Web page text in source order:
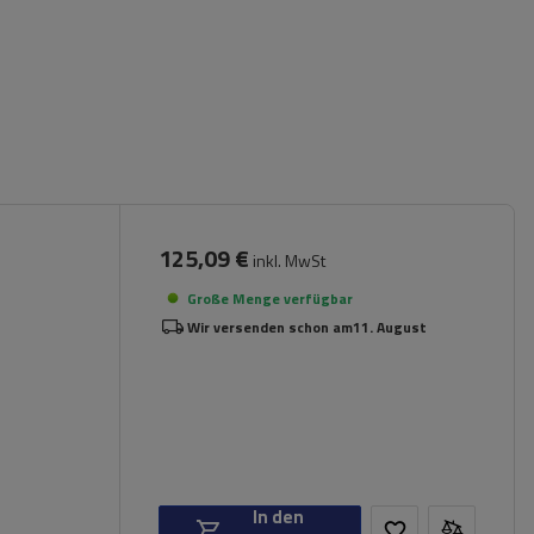
125,09 € inkl. MwSt
Große Menge verfügbar
Wir versenden schon am11. August
In den